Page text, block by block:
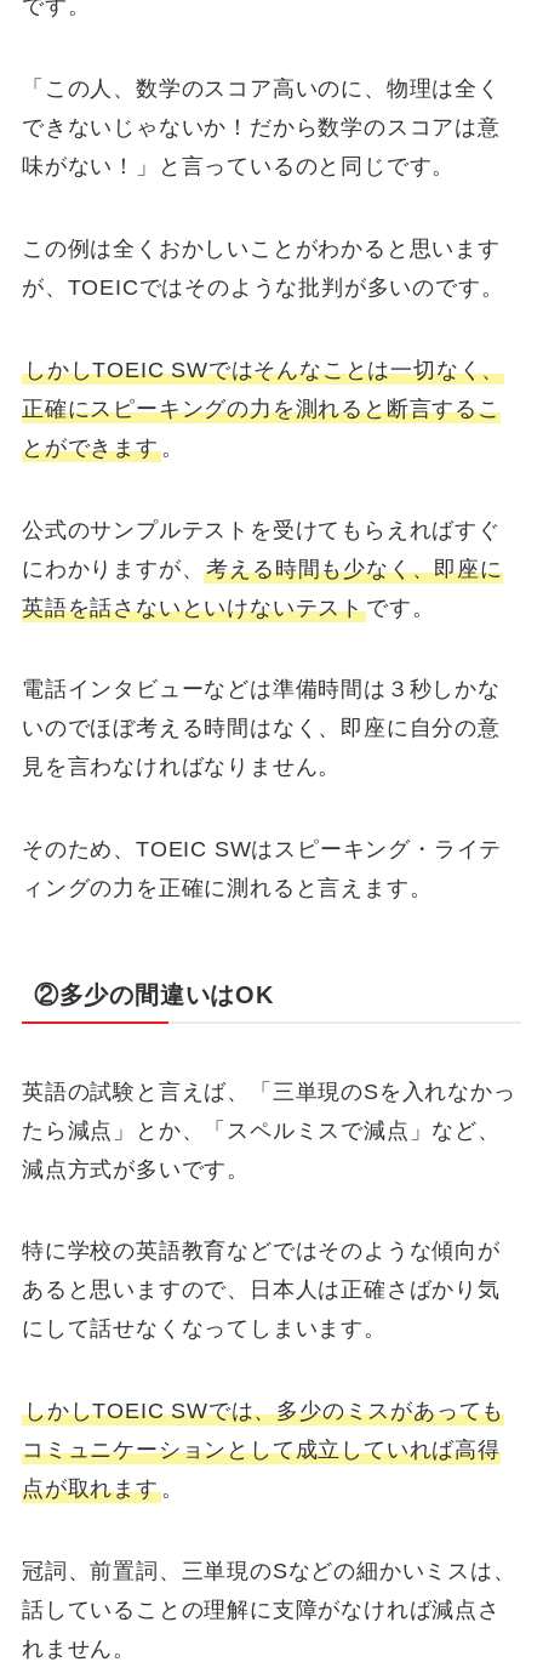
です。
「この人、数学のスコア高いのに、物理は全く
できないじゃないか！だから数学のスコアは意
味がない！」と言っているのと同じです。
この例は全くおかしいことがわかると思います
が、TOEICではそのような批判が多いのです。
しかしTOEIC SWではそんなことは一切なく、
正確にスピーキングの力を測れると断言するこ
とができます。
公式のサンプルテストを受けてもらえればすぐ
にわかりますが、考える時間も少なく、即座に
英語を話さないといけないテストです。
電話インタビューなどは準備時間は３秒しかな
いのでほぼ考える時間はなく、即座に自分の意
見を言わなければなりません。
そのため、TOEIC SWはスピーキング・ライテ
ィングの力を正確に測れると言えます。
②多少の間違いはOK
英語の試験と言えば、「三単現のSを入れなかっ
たら減点」とか、「スペルミスで減点」など、
減点方式が多いです。
特に学校の英語教育などではそのような傾向が
あると思いますので、日本人は正確さばかり気
にして話せなくなってしまいます。
しかしTOEIC SWでは、多少のミスがあっても
コミュニケーションとして成立していれば高得
点が取れます。
冠詞、前置詞、三単現のSなどの細かいミスは、
話していることの理解に支障がなければ減点さ
れません。